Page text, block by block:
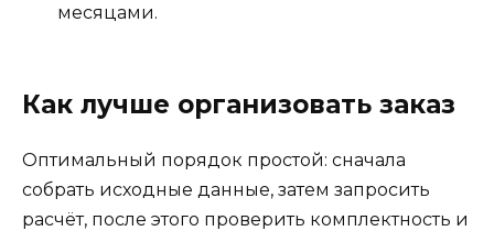
месяцами.
Как лучше организовать заказ
Оптимальный порядок простой: сначала
собрать исходные данные, затем запросить
расчёт, после этого проверить комплектность и